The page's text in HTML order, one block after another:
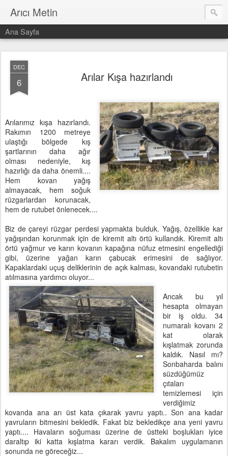
Arıcı Metin
Ana Sayfa
DEC
6 Arılar Kışa hazırlandı
Arılarımız kışa hazırlandı.
Rakımın 1200 metreye
ulaştığı bölgede kış
şartlarının daha ağır
olması nedeniyle, kış
hazırlığı da daha önemli....
Hem kovan yağış
almayacak, hem soğuk
rüzgarlardan korunacak,
hem de rutubet önlenecek....
Biz de çareyi rüzgar perdesi yapmakta bulduk. Yağış, özellikle kar
yağışından korunmak için de kiremit altı örtü kullandık. Kiremit altı
örtü yağmur ve karın kovanın kapağına nüfuz etmesini engellediği
gibi, üzerine yağan karın çabucak erimesini de sağlıyor.
Kapaklardaki uçuş deliklerinin de açık kalması, kovandaki rutubetin
atılmasına yardımcı oluyor...
Ancak bu yıl
hesapta olmayan
bir iş oldu. 34
numaralı kovanı 2
kat olarak
kışlatmak zorunda
kaldık. Nasıl mı?
Sonbaharda balını
süzdüğümüz
çıtaları
temizlemesi için
verdiğimiz
kovanda ana arı üst kata çıkarak yavru yaptı.. Son ana kadar
yavruların bitmesini bekledik. Fakat biz bekledikçe ana yeni yavru
yaptı.... Havaların soğuması üzerine de üstteki boşlukları iyice
daraltıp iki katta kışlatma kararı verdik. Bakalım uygulamanın
sonunda ne göreceğiz...